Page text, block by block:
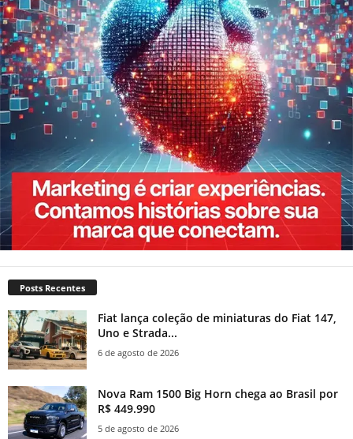
Posts Recentes
Fiat lança coleção de miniaturas do Fiat 147,
Uno e Strada...
6 de agosto de 2026
Nova Ram 1500 Big Horn chega ao Brasil por
R$ 449.990
5 de agosto de 2026